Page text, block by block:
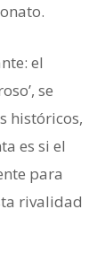
el
se
históricos,
es si el
para
rivalidad